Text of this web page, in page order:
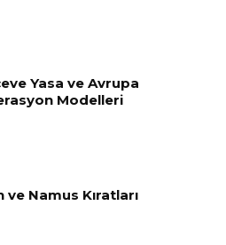
Yasa ve Avrupa
Modelleri
ve Namus Kıratları